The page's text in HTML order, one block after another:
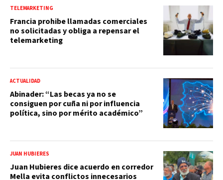
TELEMARKETING
Francia prohibe llamadas comerciales
no solicitadas y obliga a repensar el
telemarketing
ACTUALIDAD
Abinader: “Las becas ya no se
consiguen por cuña ni por influencia
política, sino por mérito académico”
JUAN HUBIERES
Juan Hubieres dice acuerdo en corredor
Mella evita conflictos innecesarios